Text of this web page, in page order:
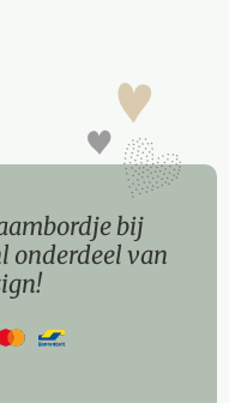
bij
onderdeel van